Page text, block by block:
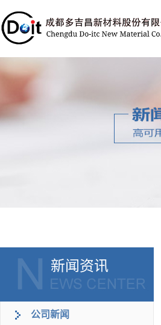
新闻资讯
公司新闻